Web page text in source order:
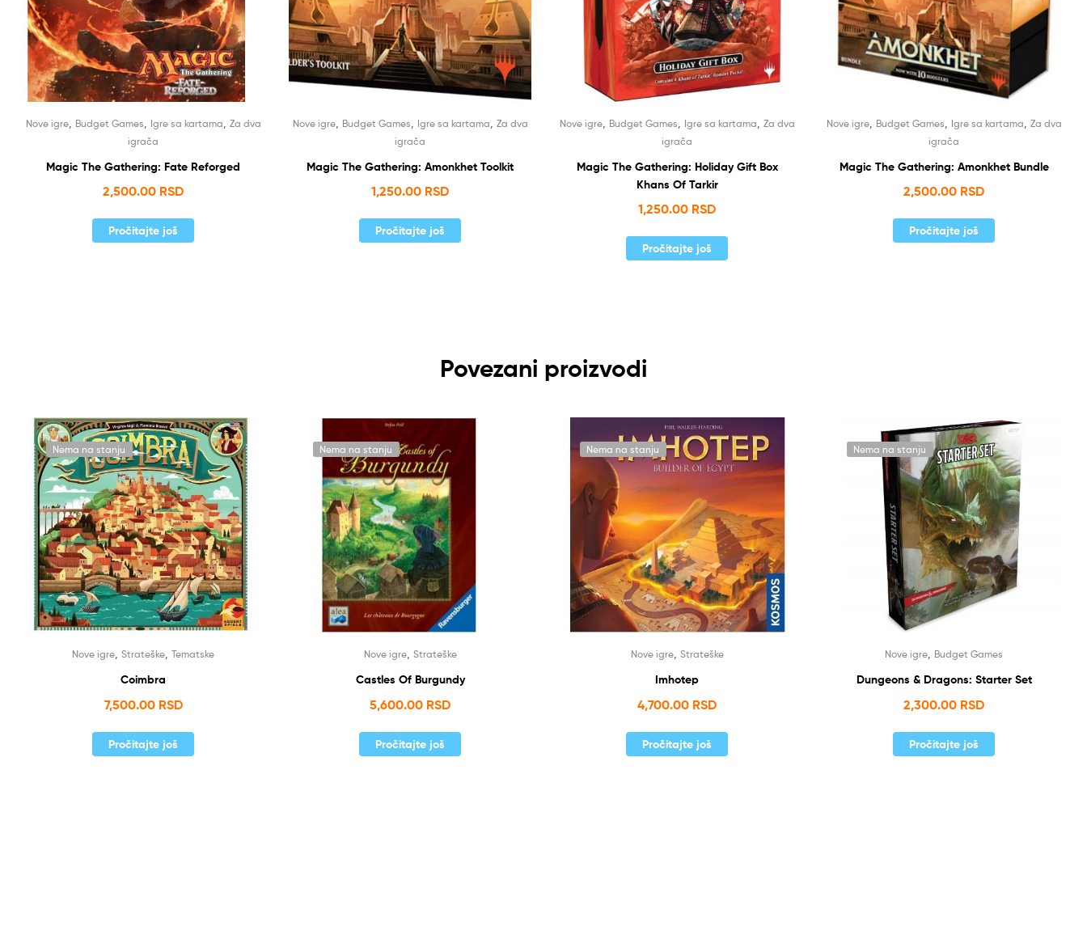
Nove igre, Budget Games Igre sa kartama Za dva
igrača
Magic The Gathering: Fate Reforged
2,500.00 RSD
Pročitajte još
Nove igre, Budget Games Igre sa kartama Za dva
igrača
Magic The Gathering: Amonkhet Toolkit
1,250.00 RSD
Pročitajte još
Nove igre, Budget Games Igre sa kartama Za dva
igrača
Magic The Gathering: Holiday Gift Box
Khans Of Tarkir
1,250.00 RSD
Pročitajte još
Nove igre, Budget Games Igre sa kartama Za dva
igrača
Magic The Gathering: Amonkhet Bundle
2,500.00 RSD
Pročitajte još
Povezani proizvodi
Nema na stanju
Nove igre Strateške Tematske
Coimbra
7,500.00 RSD
Pročitajte još
Nema na stanju
Nove igre, Strateške
Castles Of Burgundy
5,600.00 RSD
Pročitajte još
Nema na stanju
Nove igre, Strateške
Imhotep
4,700.00 RSD
Pročitajte još
Nema na stanju
Nove igre Budget Games
Dungeons & Dragons: Starter Set
2,300.00 RSD
Pročitajte još